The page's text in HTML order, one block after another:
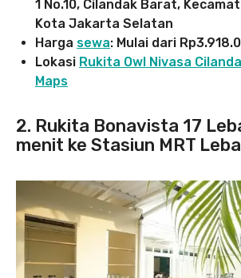
1 No.10, Cilandak Barat,
Kota Jakarta Selatan
Harga sewa: Mulai dari
Lokasi Rukita Owl Nivasa
Maps
2. Rukita Bonavista 17
menit ke Stasiun MRT